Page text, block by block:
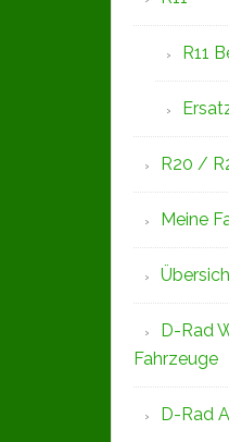
R11
R20 /
Meine
D-Rad
Fahrzeuge
D-Rad